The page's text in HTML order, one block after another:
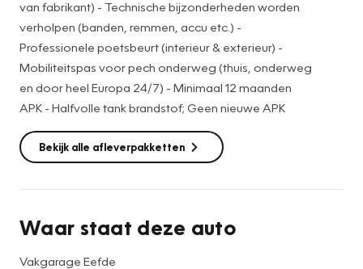
rechten aan worden ontleend. Controleer daarom bij
aankoop de zaken die uw beslissing zouden kunnen
beïnvloeden.
van fabrikant) - Technische bijzonderheden worden
verholpen (banden, remmen, accu etc.) -
Professionele poetsbeurt (interieur & exterieur) -
Mobiliteitspas voor pech onderweg (thuis, onderweg
en door heel Europa 24/7) - Minimaal 12 maanden
APK - Halfvolle tank brandstof; Geen nieuwe APK
Bekijk alle afleverpakketten
Waar staat deze auto
Vakgarage Eefde